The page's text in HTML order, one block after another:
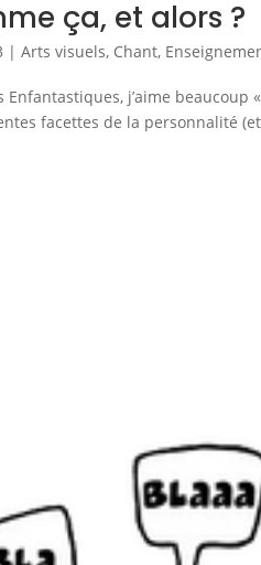
ça, et alors ?
|Arts visuels, Chant,
j’aime
facettes de la personnalité